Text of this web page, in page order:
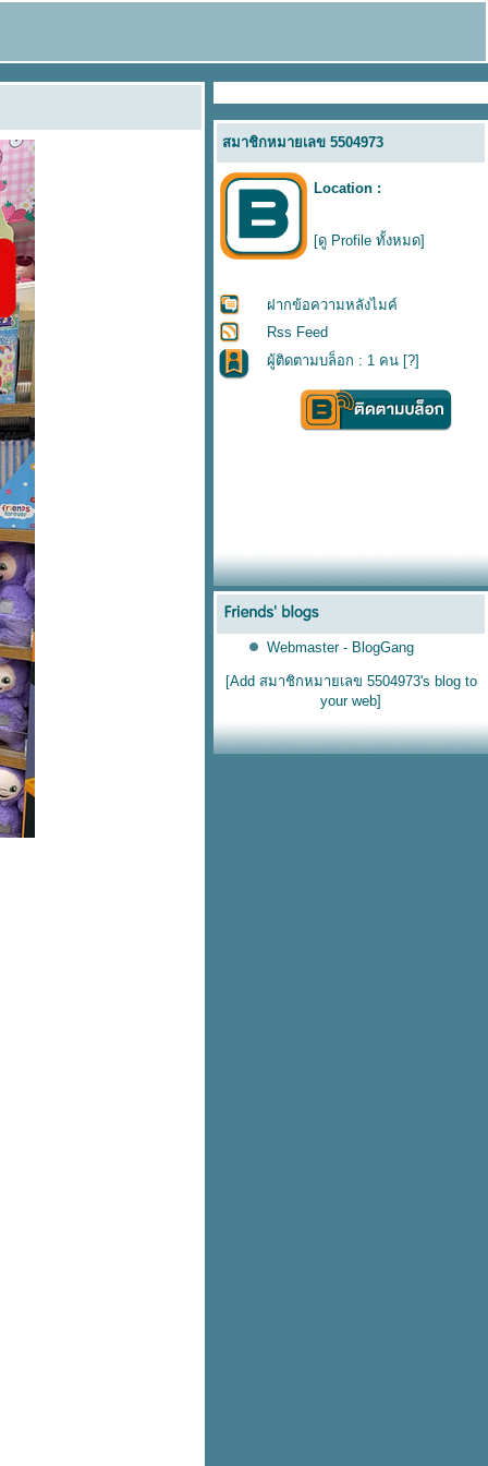
สมาชิกหมายเลข 5504973
Location :
[ดู Profile ทั้งหมด]
ฝากข้อความหลังไมค์
Rss Feed
ผู้ติดตามบล็อก : 1 คน [?]
Webmaster - BlogGang
[Add สมาชิกหมายเลข 5504973's blog to
your web]